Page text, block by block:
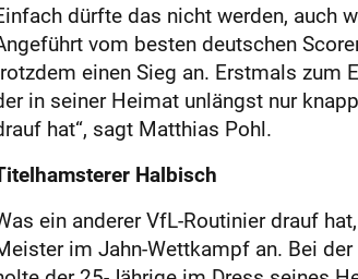
dürfte das nicht werden, auch
vom besten deutschen
einen Sieg an. Erstmals zum
in seiner Heimat unlängst nur
hat“, sagt Matthias Pohl.
Halbisch
ein anderer VfL-Routinier drauf
im Jahn-Wettkampf an. Bei